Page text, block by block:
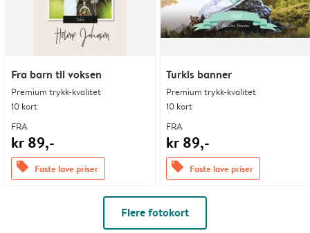
Fra barn til voksen
Premium trykk-kvalitet
10 kort
FRA
kr 89,-
offers Faste lave priser
Turkis banner
Premium trykk-kvalitet
10 kort
FRA
kr 89,-
offers Faste lave priser
Flere fotokort